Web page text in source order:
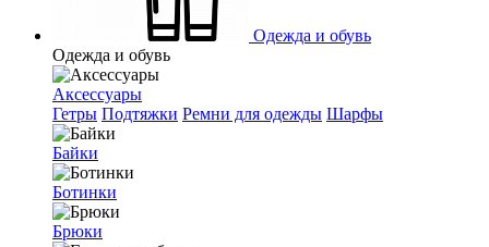
Одежда и обувь
Одежда и обувь
Аксессуары
Гетры Подтяжки Ремни для одежды Шарфы
Байки
Ботинки
Брюки